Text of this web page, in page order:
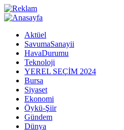
Aktüel
SavumaSanayii
HavaDurumu
Teknoloji
YEREL SEÇİM 2024
Bursa
Siyaset
Ekonomi
Öykü-Şiir
Gündem
Dünya